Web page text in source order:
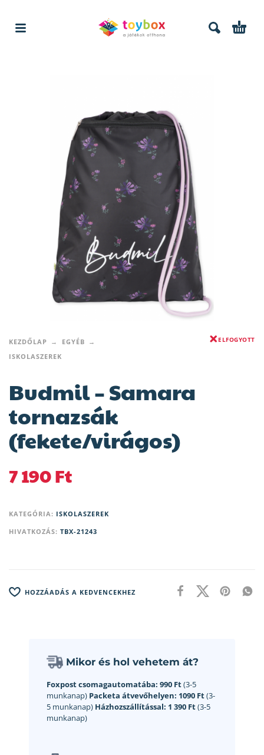
KEZDŐLAP
EGYÉB
ISKOLASZEREK
ELFOGYOTT
Budmil – Samara
tornazsák
(fekete/virágos)
7 190Ft
KATEGÓRIA: ISKOLASZEREK
HIVATKOZÁS: TBX-21243
HOZZÁADÁS A KEDVENCEKHEZ
Mikor és hol vehetem át?
Foxpost csomagautomatába: 990 Ft(3-5
munkanap) Packeta átvevőhelyen: 1090 Ft(3-
5 munkanap) Házhozszállítással: 1 390 Ft(3-5
munkanap)